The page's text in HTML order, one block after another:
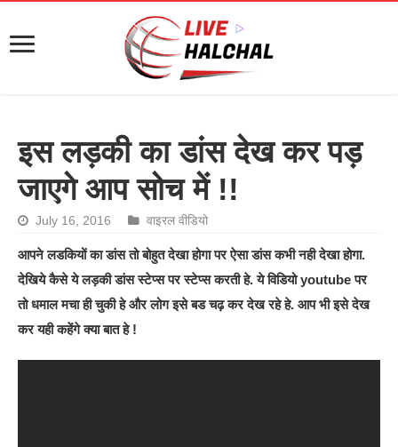
इस लड़की का डांस देख कर पड़
जाएगे आप सोच में !!
July 16, 2016 वाइरल वीडियो
आपने लडकियों का डांस तो बोहुत देखा होगा पर ऐसा डांस कभी नही देखा होगा.
देखिये कैसे ये लड़की डांस स्टेप्स पर स्टेप्स करती हे. ये विडियो youtube पर
तो धमाल मचा ही चुकी हे और लोग इसे बड चढ़ कर देख रहे हे. आप भी इसे देख
कर यही कहेंगे क्या बात हे !